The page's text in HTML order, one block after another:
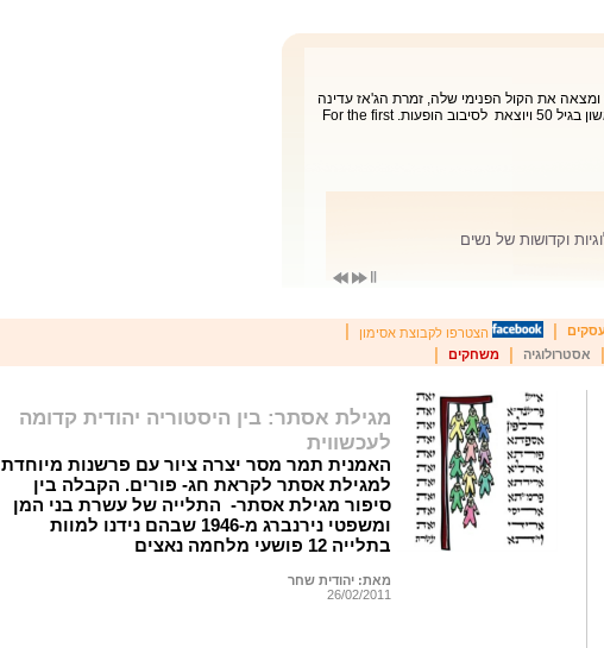
וקדושות של נשים
לא לחלל את כבודה. כנס ייחודי על דמויות
מיתולוגיות וקדושות של נשים בהיסטוריה היהודית. 10-11 בפברואר,
הצטרפו לקבוצת אסימון
אסטרולוגיה |משחקים
מגילת אסתר: בין היסטוריה יהודית קדומה
לעכשווית
האמנית תמר מסר יצרה ציור עם פרשנות מיוחדת
למגילת אסתר לקראת חג- פורים. הקבלה בין
סיפור מגילת אסתר- התלייה של עשרת בני המן
ומשפטי נירנברג מ-1946 שבהם נידנו למוות
בתלייה 12 פושעי מלחמה נאצים
מאת: יהודית שחר
26/02/2011